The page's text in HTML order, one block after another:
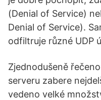
(Denial of Service)
Denial of Service).
odfiltruje různé UDP
Zjednodušeně
serveru zabere
vedeno velké